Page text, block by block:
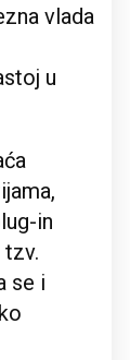
vlada
u
in
se i